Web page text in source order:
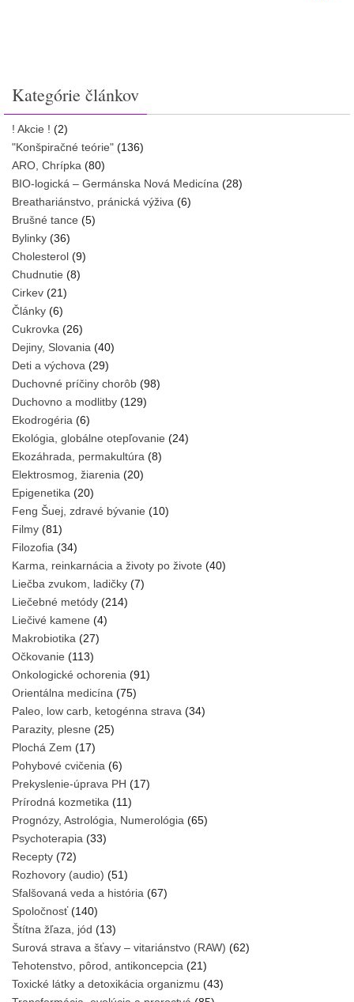
Kategórie článkov
! Akcie ! (2)
"Konšpiračné teórie" (136)
ARO, Chrípka (80)
BIO-logická – Germánska Nová Medicína (28)
Breathariánstvo, pránická výživa (6)
Brušné tance (5)
Bylinky (36)
Cholesterol (9)
Chudnutie (8)
Cirkev (21)
Články (6)
Cukrovka (26)
Dejiny, Slovania (40)
Deti a výchova (29)
Duchovné príčiny chorôb (98)
Duchovno a modlitby (129)
Ekodrogéria (6)
Ekológia, globálne otepľovanie (24)
Ekozáhrada, permakultúra (8)
Elektrosmog, žiarenia (20)
Epigenetika (20)
Feng Šuej, zdravé bývanie (10)
Filmy (81)
Filozofia (34)
Karma, reinkarnácia a životy po živote (40)
Liečba zvukom, ladičky (7)
Liečebné metódy (214)
Liečivé kamene (4)
Makrobiotika (27)
Očkovanie (113)
Onkologické ochorenia (91)
Orientálna medicína (75)
Paleo, low carb, ketogénna strava (34)
Parazity, plesne (25)
Plochá Zem (17)
Pohybové cvičenia (6)
Prekyslenie-úprava PH (17)
Prírodná kozmetika (11)
Prognózy, Astrológia, Numerológia (65)
Psychoterapia (33)
Recepty (72)
Rozhovory (audio) (51)
Sfalšovaná veda a história (67)
Spoločnosť(140)
Štítna žľaza, jód (13)
Surová strava a šťavy – vitariánstvo (RAW) (62)
Tehotenstvo, pôrod, antikoncepcia (21)
Toxické látky a detoxikácia organizmu (43)